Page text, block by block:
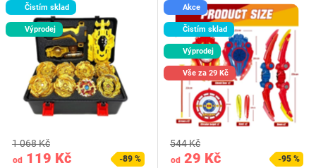
Čistím sklad
Výprodej
od 119 Kč
1 068 Kč
-89 %
Akce
Čistím sklad
Výprodej
Vše za 29 Kč
od 29 Kč
544 Kč
-95 %